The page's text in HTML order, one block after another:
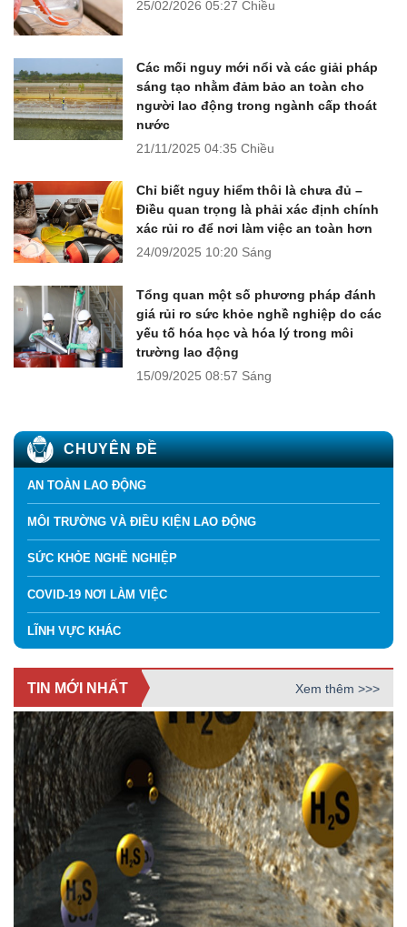
25/02/2026 05:27 Chiều
Các mối nguy mới nổi và các giải pháp
sáng tạo nhằm đảm bảo an toàn cho
người lao động trong ngành cấp thoát
nước
21/11/2025 04:35 Chiều
Chỉ biết nguy hiểm thôi là chưa đủ –
Điều quan trọng là phải xác định chính
xác rủi ro để nơi làm việc an toàn hơn
24/09/2025 10:20 Sáng
Tổng quan một số phương pháp đánh
giá rủi ro sức khỏe nghề nghiệp do các
yếu tố hóa học và hóa lý trong môi
trường lao động
15/09/2025 08:57 Sáng
CHUYÊN ĐỀ
AN TOÀN LAO ĐỘNG
MÔI TRƯỜNG VÀ ĐIỀU KIỆN LAO ĐỘNG
SỨC KHỎE NGHỀ NGHIỆP
COVID-19 NƠI LÀM VIỆC
LĨNH VỰC KHÁC
TIN MỚI NHẤT Xem thêm >>>